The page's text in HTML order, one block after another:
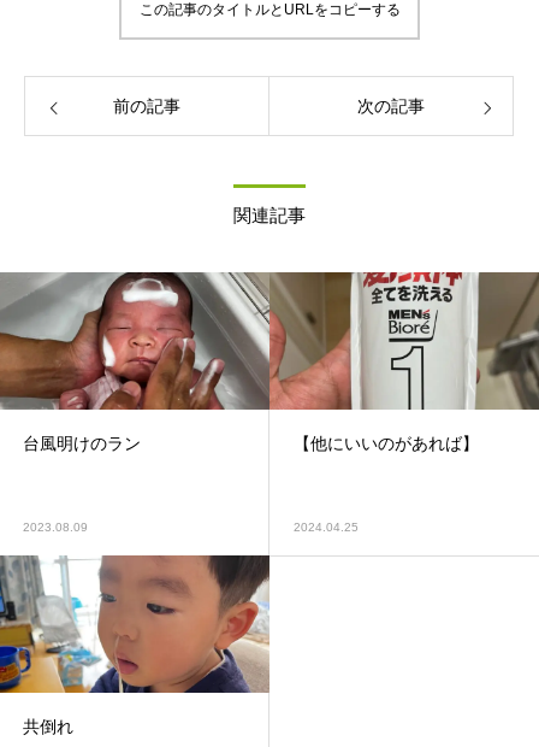
この記事のタイトルとURLをコピーする
前の記事 次の記事
関連記事
台風明けのラン
2023.08.09
【他にいいのがあれば】
2024.04.25
共倒れ